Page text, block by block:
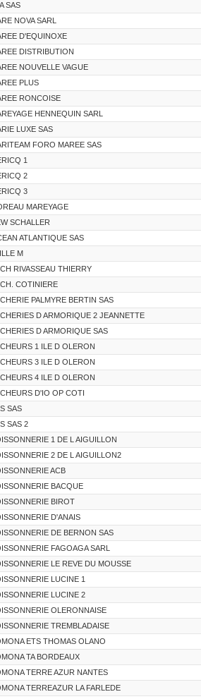
SAS
NOVA SARL
D'EQUINOXE
DISTRIBUTION
NOUVELLE VAGUE
PLUS
RONCOISE
HENNEQUIN SARL
LUXE SAS
FORO MAREE SAS
1
2
3
MAREYAGE
SCHALLER
ATLANTIQUE SAS
M
RIVASSEAU THIERRY
COTINIERE
PALMYRE BERTIN SAS
D ARMORIQUE 2 JEANNETTE
D ARMORIQUE SAS
1 ILE D OLERON
3 ILE D OLERON
4 ILE D OLERON
D'IO OP COTI
SAS
SAS 2
1 DE L AIGUILLON
2 DE L AIGUILLON2
ACB
BACQUE
BIROT
D'ANAIS
DE BERNON SAS
FAGOAGA SARL
LE REVE DU MOUSSE
LUCINE 1
LUCINE 2
OLERONNAISE
TREMBLADAISE
ETS THOMAS OLANO
TA BORDEAUX
TERRE AZUR NANTES
TERREAZUR LA FARLEDE